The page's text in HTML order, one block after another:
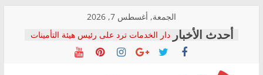
content
الجمعة, أغسطس 7, 2026
دار الخدمات ترد على رئيس هيئة التأمينات
بعد مؤتمره الصحفي: إنكار الأزمة لا ينهي
معاناة أصحاب المعاشات.. ونطالب بكشف